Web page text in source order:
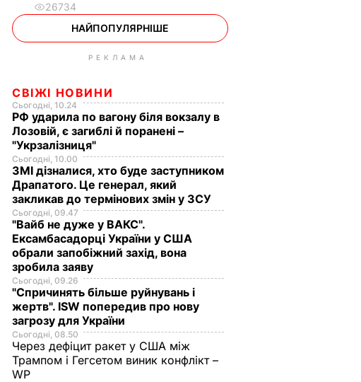
26734
НАЙПОПУЛЯРНІШЕ
РЕКЛАМА
СВІЖІ НОВИНИ
Сьогодні, 10.24
РФ ударила по вагону біля вокзалу в
Лозовій, є загиблі й поранені –
"Укрзалізниця"
Сьогодні, 10.00
ЗМІ дізналися, хто буде заступником
Драпатого. Це генерал, який
закликав до термінових змін у ЗСУ
Сьогодні, 09.47
"Вайб не дуже у ВАКС".
Ексамбасадорці України у США
обрали запобіжний захід, вона
зробила заяву
Сьогодні, 09.26
"Спричинять більше руйнувань і
жертв". ISW попередив про нову
загрозу для України
Сьогодні, 08.50
Через дефіцит ракет у США між
Трампом і Гегсетом виник конфлікт –
WP